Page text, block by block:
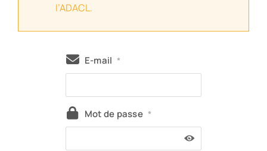
l’ADACL.
E-mail *
Mot de passe *